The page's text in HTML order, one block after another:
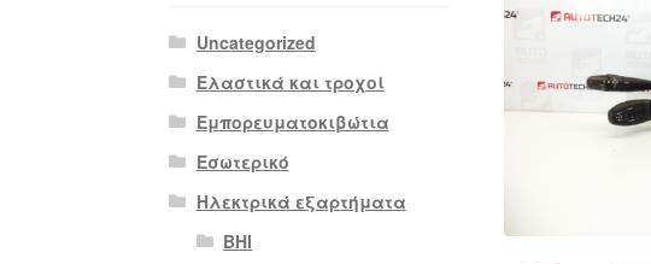
Uncategorized
Ελαστικά και τροχοί
Εμπορευματοκιβώτια
Εσωτερικό
Ηλεκτρικά εξαρτήματα
BHI